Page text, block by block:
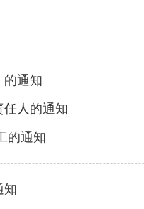
的通知
任人的通知
的通知
知